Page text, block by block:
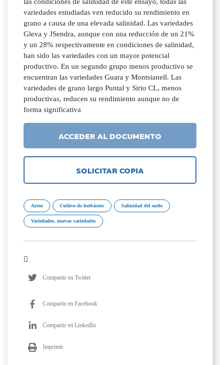
las condiciones de salinidad de este ensayo, todas las
variedades estudiadas ven reducido su rendimiento en
grano a causa de una elevada salinidad. Las variedades
Gleva y JSendra, aunque con una reducción de un 21%
y un 28% respectivamente en condiciones de salinidad,
han sido las variedades con un mayor potencial
productivo. En un segundo grupo menos productivo se
encuentran las variedades Guara y Montsianell. Las
variedades de grano largo Puntal y Sirio CL, menos
productivas, reducen su rendimiento aunque no de
forma significativa
ACCEDER AL DOCUMENTO
SOLICITAR COPIA
Arroz Cultivo de herbáceos Salinidad del suelo
Variedades, nuevas variedades
Compartir en Twitter
Compartir en Facebook
Compartir en LinkedIn
Imprimir